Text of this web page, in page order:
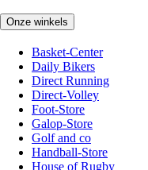
Onze winkels
Basket-Center
Daily Bikers
Direct Running
Direct-Volley
Foot-Store
Galop-Store
Golf and co
Handball-Store
House of Rugby